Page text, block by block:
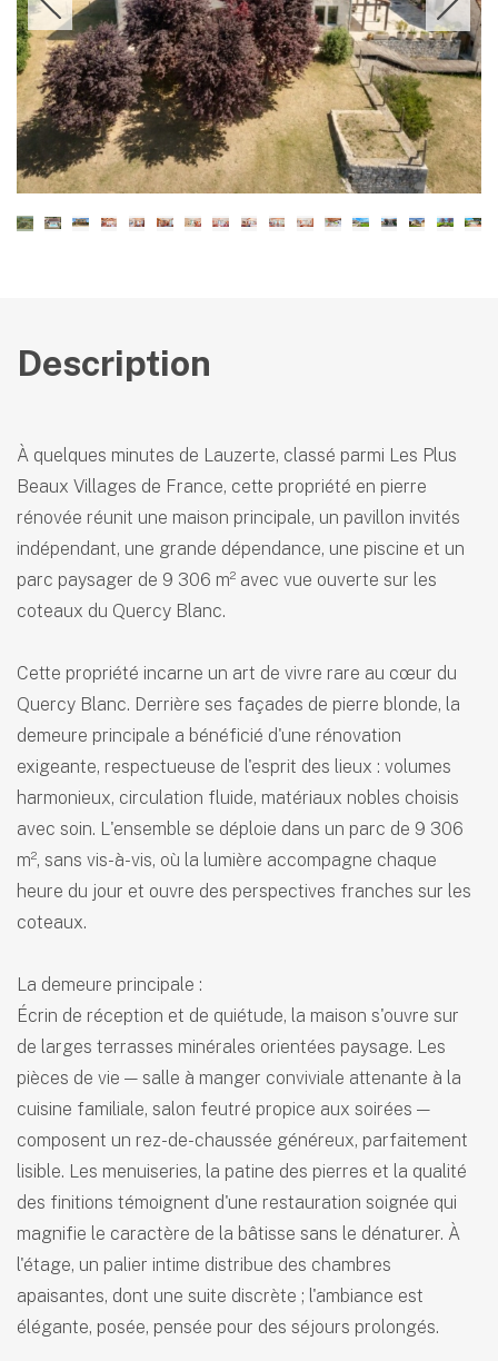
Description
À quelques minutes de Lauzerte, classé parmi Les Plus
Beaux Villages de France, cette propriété en pierre
rénovée réunit une maison principale, un pavillon invités
indépendant, une grande dépendance, une piscine et un
parc paysager de 9 306 m² avec vue ouverte sur les
coteaux du Quercy Blanc.
Cette propriété incarne un art de vivre rare au cœur du
Quercy Blanc. Derrière ses façades de pierre blonde, la
demeure principale a bénéficié d'une rénovation
exigeante, respectueuse de l'esprit des lieux : volumes
harmonieux, circulation fluide, matériaux nobles choisis
avec soin. L'ensemble se déploie dans un parc de 9 306
m², sans vis-à-vis, où la lumière accompagne chaque
heure du jour et ouvre des perspectives franches sur les
coteaux.
La demeure principale :
Écrin de réception et de quiétude, la maison s'ouvre sur
de larges terrasses minérales orientées paysage. Les
pièces de vie — salle à manger conviviale attenante à la
cuisine familiale, salon feutré propice aux soirées —
composent un rez-de-chaussée généreux, parfaitement
lisible. Les menuiseries, la patine des pierres et la qualité
des finitions témoignent d'une restauration soignée qui
magnifie le caractère de la bâtisse sans le dénaturer. À
l'étage, un palier intime distribue des chambres
apaisantes, dont une suite discrète ; l'ambiance est
élégante, posée, pensée pour des séjours prolongés.